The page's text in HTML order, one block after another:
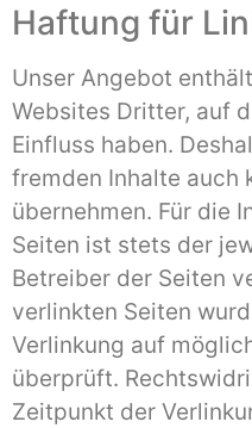
Haftung für
Unser Angebot
Websites Dritter, auf
Einfluss haben.
fremden Inhalte auch
übernehmen. Für die
Seiten ist stets der
Betreiber der Seiten
verlinkten Seiten
Verlinkung auf
überprüft.
Zeitpunkt der